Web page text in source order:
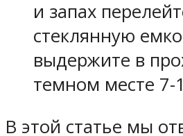
и запах
стеклянную
выдержите в
темном месте 7-
В этой статье мы